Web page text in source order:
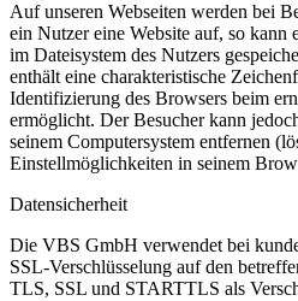
Auf unseren Webseiten werden bei
ein Nutzer eine Website auf, so
im Dateisystem des Nutzers
enthält eine charakteristische
Identifizierung des Browsers beim
ermöglicht. Der Besucher kann
seinem Computersystem entfernen
Einstellmöglichkeiten in seinem
Datensicherheit
Die VBS GmbH verwendet bei
SSL-Verschlüsselung auf den
TLS, SSL und STARTTLS als